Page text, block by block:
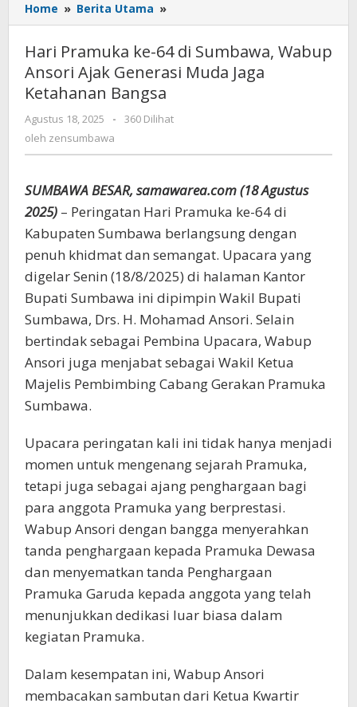
Home » Berita Utama »
Pramuka
ke-
64
di
Ansori
Generasi
Jaga
Ketahanan
Bangsa
Hari Pramuka ke-64 di Sumbawa, Wabup
Ansori Ajak Generasi Muda Jaga
Ketahanan Bangsa
Agustus 18, 2025
oleh
zensumbawa
-
360 Dilihat
oleh zensumbawa
SUMBAWA BESAR, samawarea.com (18 Agustus
2025) – Peringatan Hari Pramuka ke-64 di
Kabupaten Sumbawa berlangsung dengan
penuh khidmat dan semangat. Upacara yang
digelar Senin (18/8/2025) di halaman Kantor
Bupati Sumbawa ini dipimpin Wakil Bupati
Sumbawa, Drs. H. Mohamad Ansori. Selain
bertindak sebagai Pembina Upacara, Wabup
Ansori juga menjabat sebagai Wakil Ketua
Majelis Pembimbing Cabang Gerakan Pramuka
Sumbawa.
Upacara peringatan kali ini tidak hanya menjadi
momen untuk mengenang sejarah Pramuka,
tetapi juga sebagai ajang penghargaan bagi
para anggota Pramuka yang berprestasi.
Wabup Ansori dengan bangga menyerahkan
tanda penghargaan kepada Pramuka Dewasa
dan menyematkan tanda Penghargaan
Pramuka Garuda kepada anggota yang telah
menunjukkan dedikasi luar biasa dalam
kegiatan Pramuka.
Dalam kesempatan ini, Wabup Ansori
membacakan sambutan dari Ketua Kwartir